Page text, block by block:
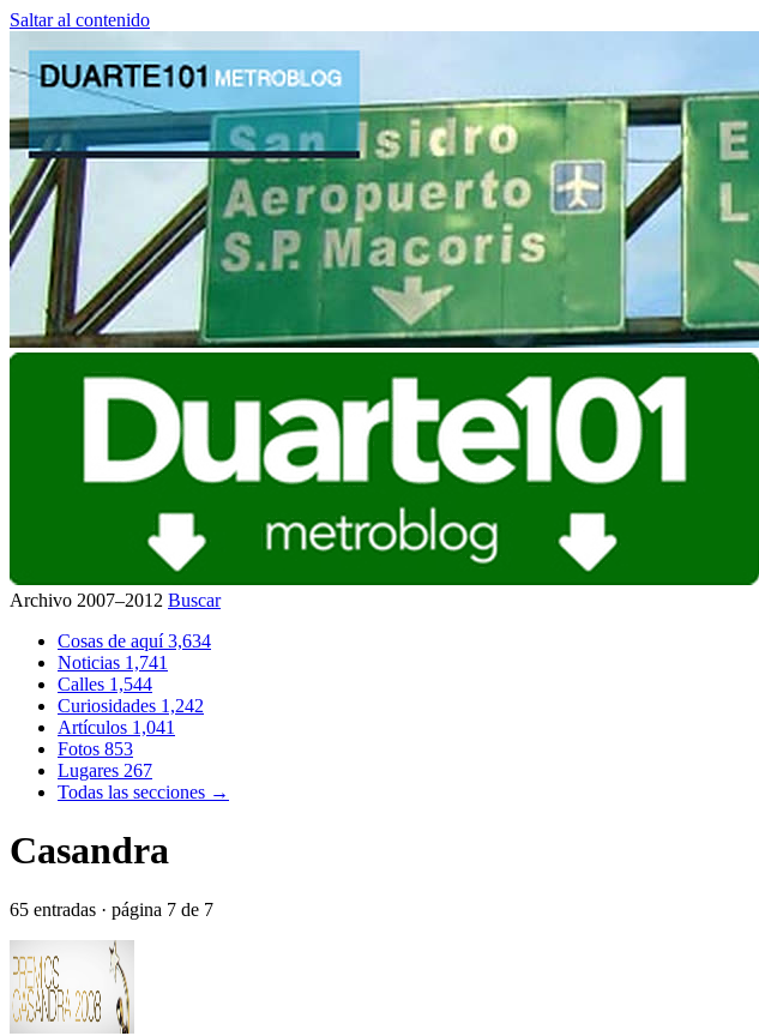
Saltar al contenido
Archivo 2007–2012 Buscar
Cosas de aquí3,634
Noticias 1,741
Calles 1,544
Curiosidades 1,242
Artículos 1,041
Fotos 853
Lugares 267
Todas las secciones →
Casandra
65 entradas · página 7 de 7